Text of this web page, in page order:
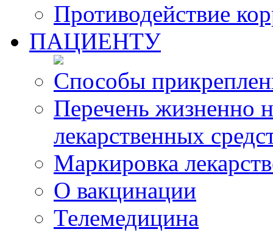
Противодействие
ПАЦИЕНТУ
Способы
Перечень жизненно
лекарственных
Маркировка
О вакцинации
Телемедицина